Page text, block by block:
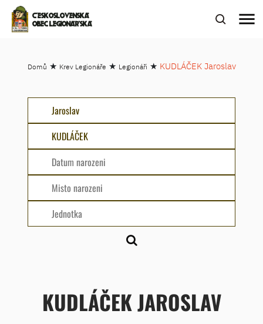
ČESKOSLOVENSKÁ
OBEC LEGIONÁŘSKÁ
menu
Domů ★ Krev Legionáře ★ Legionáři ★ KUDLÁČEK Jaroslav
KUDLÁČEK JAROSLAV